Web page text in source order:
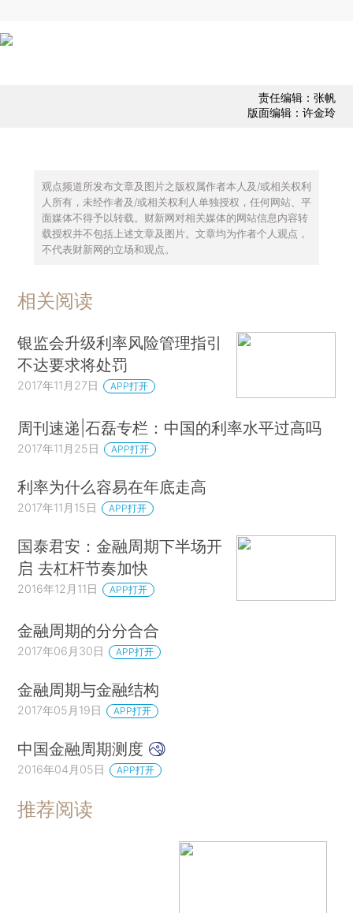
责任编辑：张帆
版面编辑：许金玲
观点频道所发布文章及图片之版权属作者本人及/或相关权利
人所有，未经作者及/或相关权利人单独授权，任何网站、平
面媒体不得予以转载。财新网对相关媒体的网站信息内容转
载授权并不包括上述文章及图片。文章均为作者个人观点，
不代表财新网的立场和观点。
相关阅读
银监会升级利率风险管理指引
不达要求将处罚
2017年11月27日 APP打开
周刊速递|石磊专栏：中国的利率水平过高吗
2017年11月25日 APP打开
利率为什么容易在年底走高
2017年11月15日 APP打开
国泰君安：金融周期下半场开
启 去杠杆节奏加快
2016年12月11日 APP打开
金融周期的分分合合
2017年06月30日 APP打开
金融周期与金融结构
2017年05月19日 APP打开
中国金融周期测度
2016年04月05日 APP打开
推荐阅读